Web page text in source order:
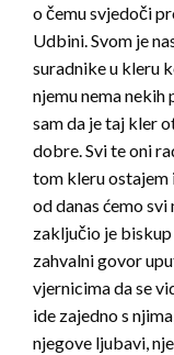
o čemu svjedoči
Udbini. Svom je
suradnike u kleru
njemu nema
sam da je taj kler
dobre. Svi te oni
tom kleru ostajem
od danas ćemo
zaključio je
zahvalni govor
vjernicima da se
ide zajedno s
njegove ljubavi,